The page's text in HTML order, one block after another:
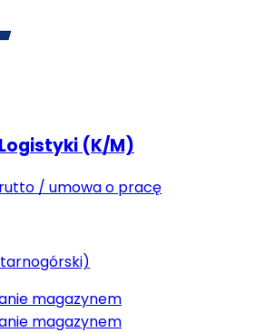
(K/M)
/ umowa o pracę
magazynem
magazynem